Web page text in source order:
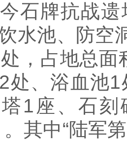
牌抗战遗
水池、防空
，占地总面
处、浴血池
1座、石刻
。其中“陆军